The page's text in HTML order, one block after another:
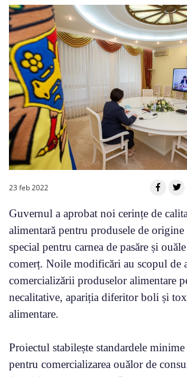
23 feb 2022
Guvernul a aprobat noi cerințe de
alimentară pentru produsele de
special pentru carnea de pasăre și
comerț. Noile modificări au scopul de
comercializării produselor alimentare
necalitative, apariția diferitor boli și
alimentare.
Proiectul stabilește standardele minime
pentru comercializarea ouălor de